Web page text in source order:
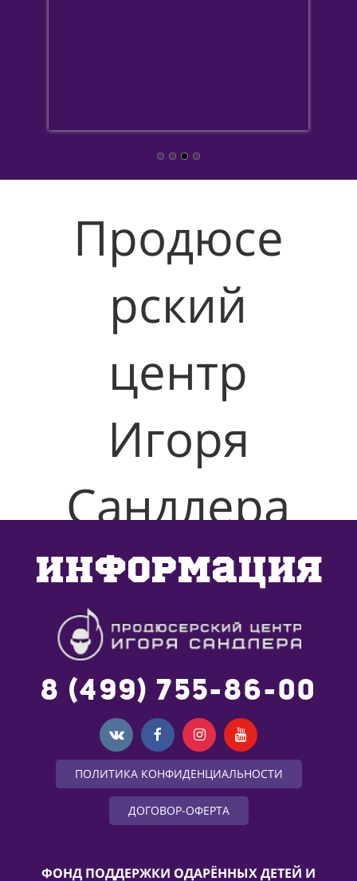
Продюсе
рский
центр
Игоря
Сандлера
Москва, пер. Потаповский, д. 3
Информация
8 (499) 755-86-00
ПОЛИТИКА КОНФИДЕНЦИАЛЬНОСТИ
ДОГОВОР-ОФЕРТА
ФОНД ПОДДЕРЖКИ ОДАРЁННЫХ ДЕТЕЙ И